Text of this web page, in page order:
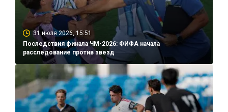
31 июля 2026, 15:51
Последствия финала ЧМ-2026: ФИФА начала
расследование против звезд